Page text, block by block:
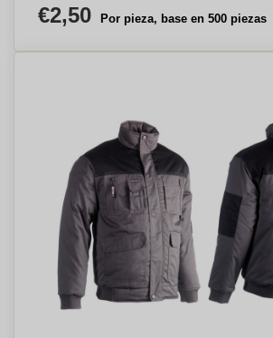
€2,50 Por pieza, base en 500 piezas